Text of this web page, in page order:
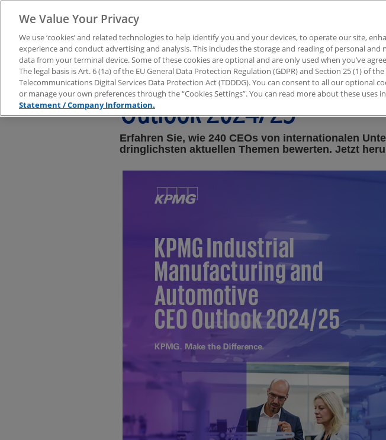
KPMG Industrial
Outlook 2024/25
Erfahren Sie, wie 240 CEOs von internationalen
dringlichsten aktuellen Themen bewerten. Jetzt
We Value Your Privacy
We use ‘cookies’ and related technologies to help identify you and your devices, to operate our site,
experience and conduct advertising and analysis. This includes the storage and reading of personal and
data from your terminal device. Some of these cookies are optional and are only used when you’ve
The legal basis is Art. 6 (1a) of the EU General Data Protection Regulation (GDPR) and Section 25 (1) of
Telecommunications Digital Services Data Protection Act (TDDDG). You can consent to all our optional
or manage your own preferences through the “Cookies Settings”. You can read more about these uses
Statement / Company Information.